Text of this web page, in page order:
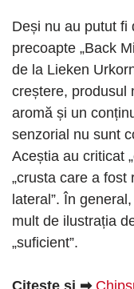
Deși nu au putut fi
precoapte „Back
de la Lieken
creștere, produsul
aromă și un
senzorial nu sunt
Aceștia au criticat
„crusta care a fost
lateral”. În
mult de ilustrația
„suficient”.
Citește și ➡